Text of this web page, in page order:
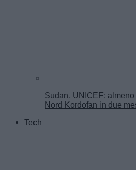
Sudan, UNICEF:
Nord Kordofan in due
Tech